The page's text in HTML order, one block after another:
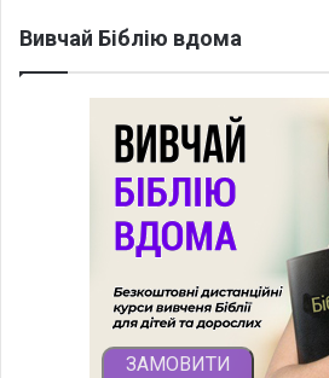
Вивчай Біблію вдома